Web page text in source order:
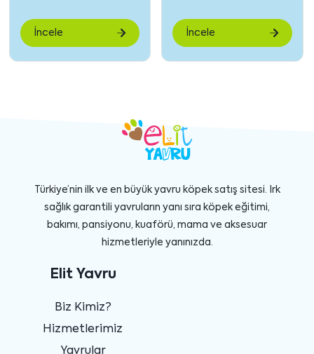
İncele İncele
Türkiye’nin ilk ve en büyük yavru köpek satış sitesi. Irk
sağlık garantili yavruların yanı sıra köpek eğitimi,
bakımı, pansiyonu, kuaförü, mama ve aksesuar
hizmetleriyle yanınızda.
Elit Yavru
Biz Kimiz?
Hizmetlerimiz
Yavrular